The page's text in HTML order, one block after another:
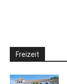
Freizeit